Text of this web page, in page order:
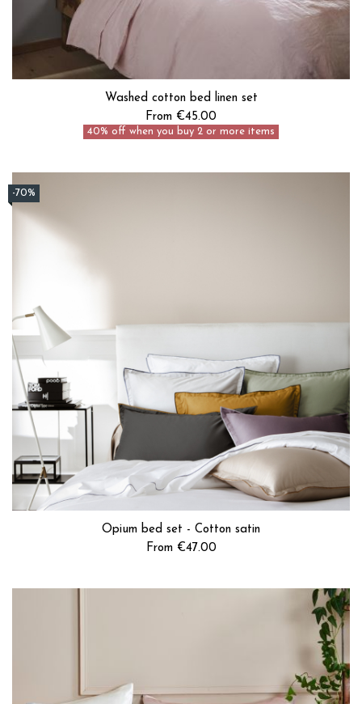
Washed cotton bed linen set
From €45.00
40% off when you buy 2 or more items
-70%
Opium bed set - Cotton satin
From €47.00